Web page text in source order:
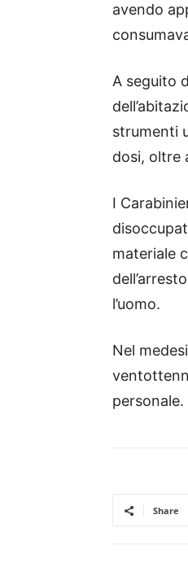
avendo
A seguito
strumenti
dosi, oltre
I
materiale
l’uomo.
Nel
personale.
Share